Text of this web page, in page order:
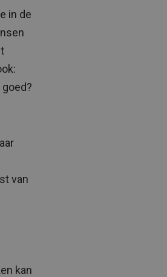
in de
van
kan